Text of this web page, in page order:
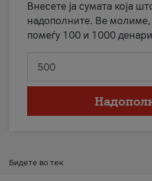
Внесете ја сумата која
надополните. Ве молиме,
помеѓу 100 и 1000
Бидете во тек